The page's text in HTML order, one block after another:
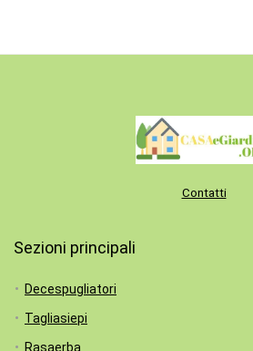
Contatti
Sezioni principali
Decespugliatori
Tagliasiepi
Rasaerba